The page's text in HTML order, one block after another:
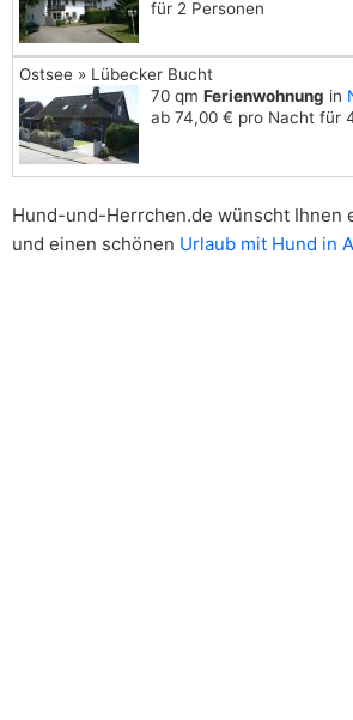
für 2 Personen
Ostsee » Lübecker Bucht
70 qm Ferienwohnung in
ab 74,00 € pro Nacht für
Hund-und-Herrchen.de wünscht Ihnen
und einen schönen Urlaub mit Hund in